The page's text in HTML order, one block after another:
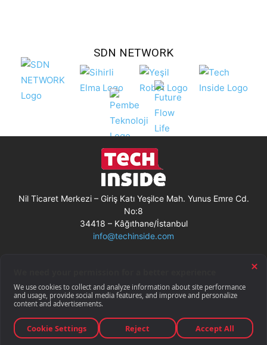
SDN NETWORK
Nil Ticaret Merkezi – Giriş Katı Yeşilce Mah. Yunus Emre Cd.
No:8
34418 – Kâğıthane/İstanbul
info@techinside.com
Gizlilik Bildirimi
RSS
© Techinside.com, İnternet Medyası